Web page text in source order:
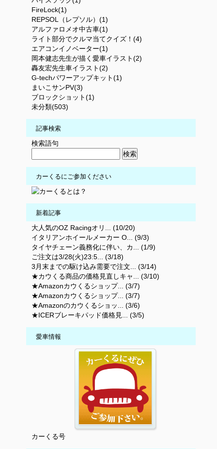
FireLock(1)
REPSOL（レプソル）(1)
アルファロメオ中古車(1)
ライト部分でクルマ当てクイズ！(4)
エアコンイノベーター(1)
岡本健志先生が描く愛車イラスト(2)
轟友宏先生車イラスト(2)
G-techパワーアップキット(1)
まいこサンPV(3)
ブロックショット(1)
未分類(503)
記事検索
検索語句
カーくるにご参加ください
新着記事
大人気のOZ Racingオリ... (10/20)
イタリアンホイールメーカー O... (9/3)
タイヤチェーン義務化に伴い、カ... (1/9)
ご注文は3/28(火)23:5... (3/18)
3月末までの駆け込み需要で注文... (3/14)
★カウくる商品の価格見直しキャ... (3/10)
★Amazonカウくるショップ... (3/7)
★Amazonカウくるショップ... (3/7)
★Amazonのカウくるショッ... (3/6)
★ICERブレーキパッド価格見... (3/5)
愛車情報
カーくる号